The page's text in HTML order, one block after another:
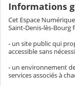
Informations
Cet Espace
Saint-Denis-lès-Bourg
- un site public qui
accessible sans
- un environnement
services associés à